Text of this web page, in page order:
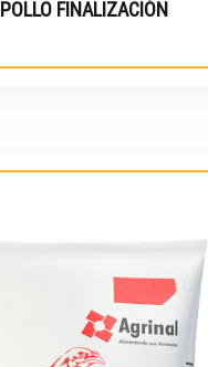
POLLO FINALIZACIÓN